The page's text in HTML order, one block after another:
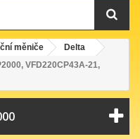
měniče
Delta
VFD220CP43A-21,